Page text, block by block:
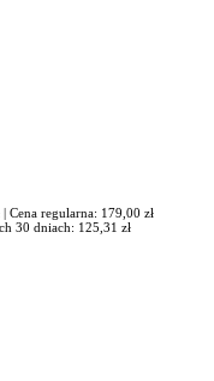
Cena regularna: 179,00 zł
30 dniach: 125,31 zł